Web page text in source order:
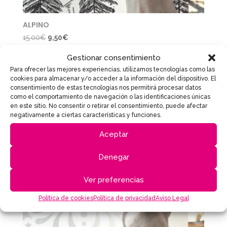
Gestionar consentimiento
Para ofrecer las mejores experiencias, utilizamos tecnologías como las
cookies para almacenar y/o acceder a la información del dispositivo. El
consentimiento de estas tecnologías nos permitirá procesar datos
como el comportamiento de navegación o las identificaciones únicas
en este sitio. No consentir o retirar el consentimiento, puede afectar
negativamente a ciertas características y funciones.
Aceptar
Denegar
Ver preferencias
Política de cookiesPolítica de privacidadAviso Legal
ALPINO
15,00€ El
original
era:
15,00€.
9,50€El
actual
es:
9,50€.
Save
¡Oferta!